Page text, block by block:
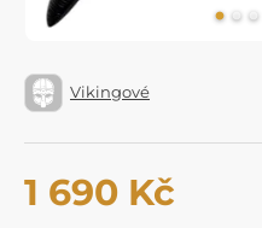
Vikingové
1 690 Kč